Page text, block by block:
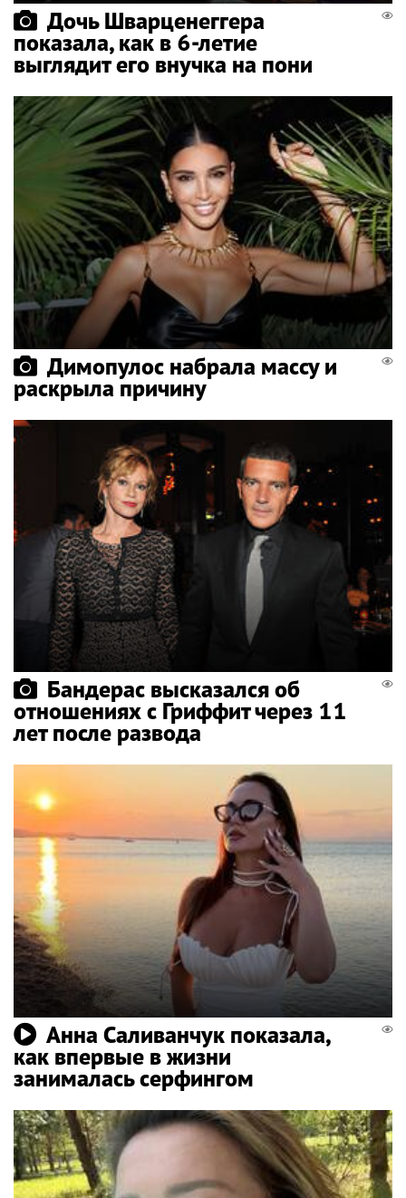
Дочь Шварценеггера
показала, как в 6-летие
выглядит его внучка на пони
Димопулос набрала массу и
раскрыла причину
Бандерас высказался об
отношениях с Гриффит через 11
лет после развода
Анна Саливанчук показала,
как впервые в жизни
занималась серфингом